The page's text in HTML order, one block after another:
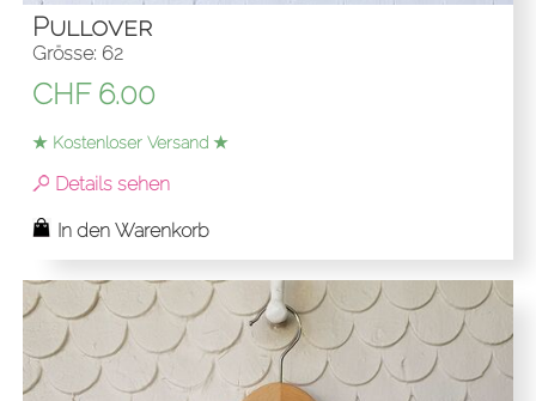
Pullover
Grösse: 62
CHF6.00
★ Kostenloser Versand ★
Details sehen